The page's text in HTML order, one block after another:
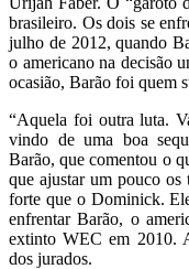
brasileiro. Os dois se
julho de 2012, quando
o americano na decisão
ocasião, Barão foi quem
“Aquela foi outra luta.
vindo de uma boa
Barão, que comentou o
que ajustar um pouco
forte que o Dominick.
enfrentar Barão, o
extinto WEC em 2010.
dos jurados.